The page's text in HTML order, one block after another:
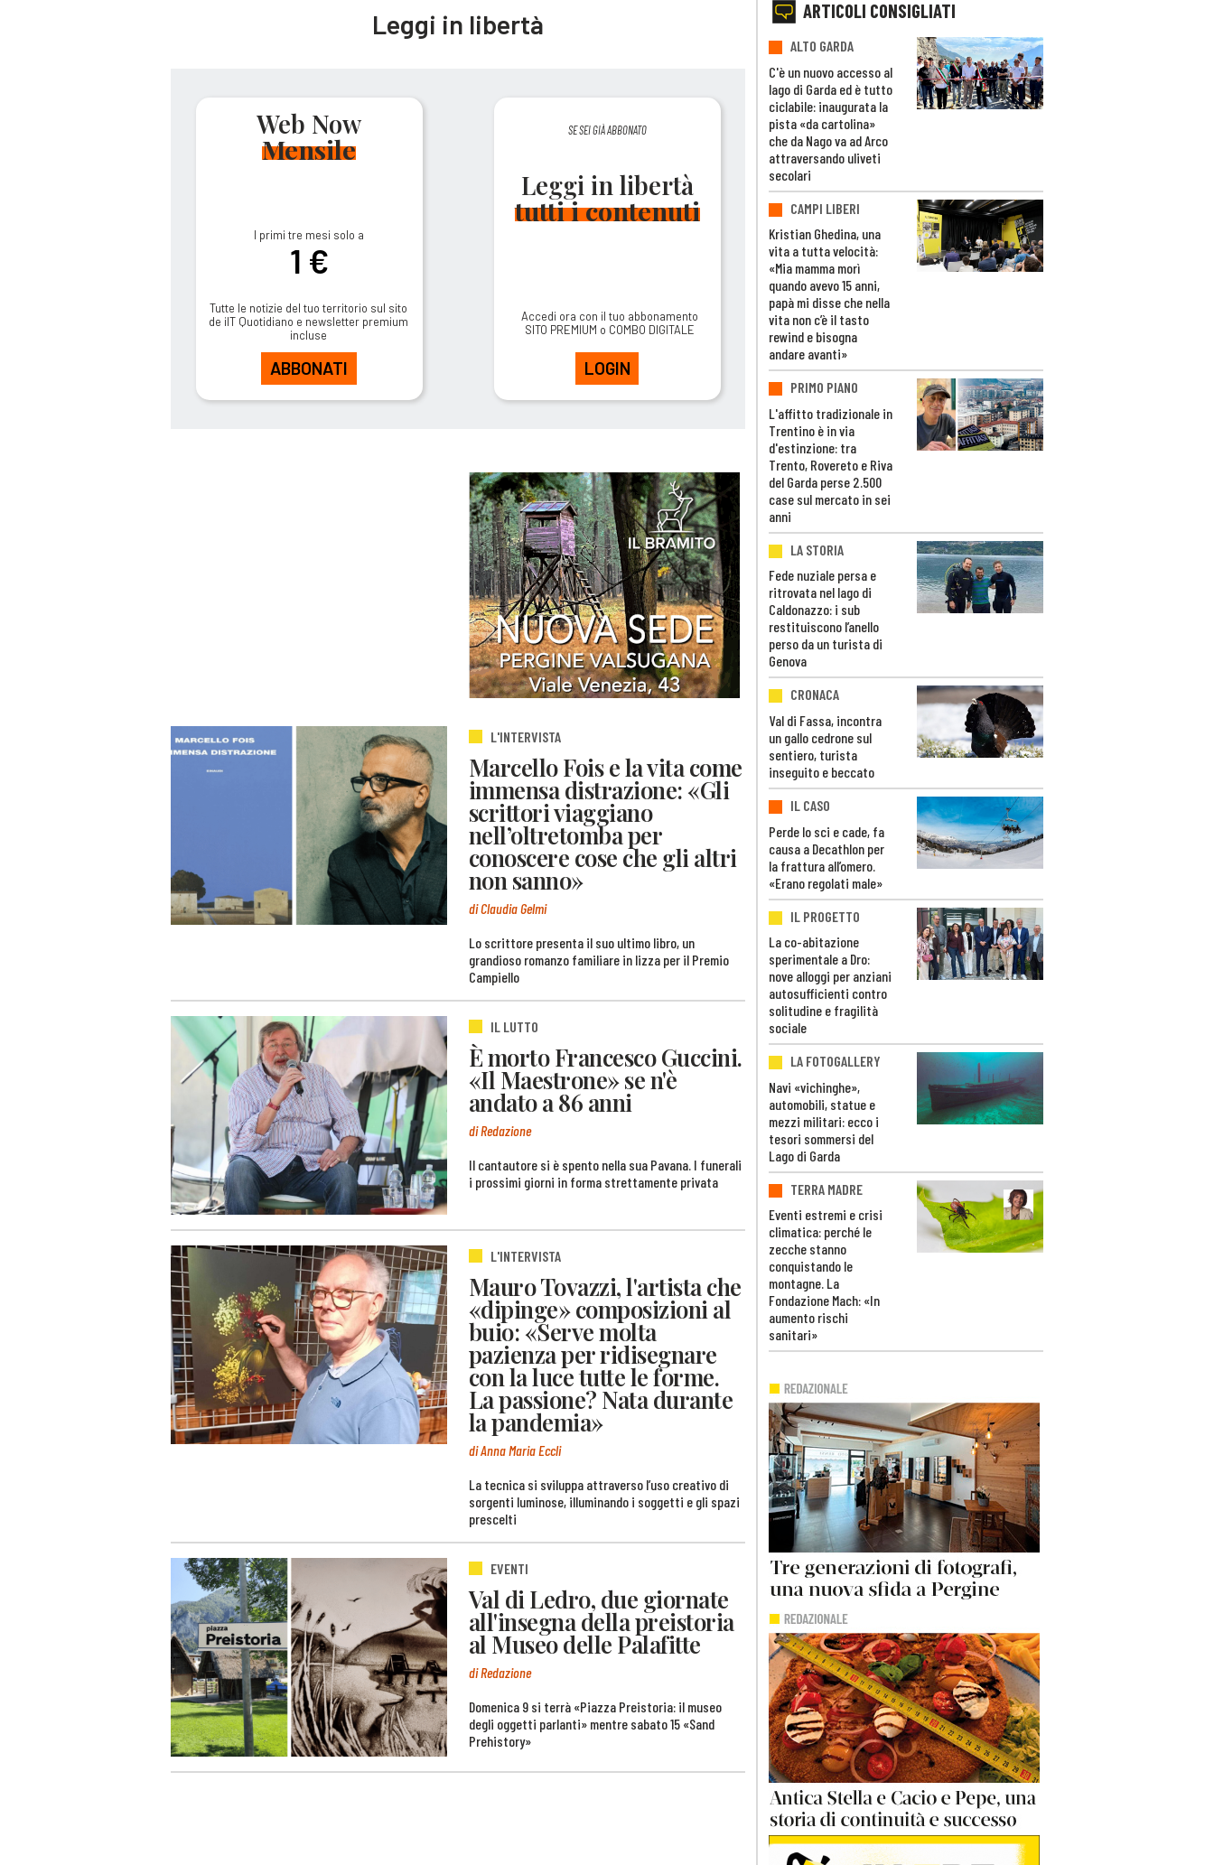
Leggi in libertà
Web Now
Mensile
I primi tre mesi solo a
1 €
Tutte le notizie del tuo territorio sul sito
de ilT Quotidiano e newsletter premium
incluse
ABBONATI
SE SEI GIÀ ABBONATO
Leggi in libertà
tutti i contenuti
Accedi ora con il tuo abbonamento
SITO PREMIUM o COMBO DIGITALE
LOGIN
L'INTERVISTA
Marcello Fois e la vita come
immensa distrazione: «Gli
scrittori viaggiano
nell’oltretomba per
conoscere cose che gli altri
non sanno»
di Claudia Gelmi
Lo scrittore presenta il suo ultimo libro, un
grandioso romanzo familiare in lizza per il Premio
Campiello
IL LUTTO
È morto Francesco Guccini.
«Il Maestrone» se n'è
andato a 86 anni
di Redazione
Il cantautore si è spento nella sua Pavana. I funerali
i prossimi giorni in forma strettamente privata
L'INTERVISTA
Mauro Tovazzi, l'artista che
«dipinge» composizioni al
buio: «Serve molta
pazienza per ridisegnare
con la luce tutte le forme.
La passione? Nata durante
la pandemia»
di Anna Maria Eccli
La tecnica si sviluppa attraverso l’uso creativo di
sorgenti luminose, illuminando i soggetti e gli spazi
prescelti
EVENTI
Val di Ledro, due giornate
all'insegna della preistoria
al Museo delle Palafitte
di Redazione
Domenica 9 si terrà «Piazza Preistoria: il museo
degli oggetti parlanti» mentre sabato 15 «Sand
Prehistory»
ARTICOLI CONSIGLIATI
ALTO GARDA
C'è un nuovo accesso al
lago di Garda ed è tutto
ciclabile: inaugurata la
pista «da cartolina»
che da Nago va ad Arco
attraversando uliveti
secolari
CAMPI LIBERI
Kristian Ghedina, una
vita a tutta velocità:
«Mia mamma morì
quando avevo 15 anni,
papà mi disse che nella
vita non c’è il tasto
rewind e bisogna
andare avanti»
PRIMO PIANO
L'affitto tradizionale in
Trentino è in via
d'estinzione: tra
Trento, Rovereto e Riva
del Garda perse 2.500
case sul mercato in sei
anni
LA STORIA
Fede nuziale persa e
ritrovata nel lago di
Caldonazzo: i sub
restituiscono l’anello
perso da un turista di
Genova
CRONACA
Val di Fassa, incontra
un gallo cedrone sul
sentiero, turista
inseguito e beccato
IL CASO
Perde lo sci e cade, fa
causa a Decathlon per
la frattura all’omero.
«Erano regolati male»
IL PROGETTO
La co-abitazione
sperimentale a Dro:
nove alloggi per anziani
autosufficienti contro
solitudine e fragilità
sociale
LA FOTOGALLERY
Navi «vichinghe»,
automobili, statue e
mezzi militari: ecco i
tesori sommersi del
Lago di Garda
TERRA MADRE
Eventi estremi e crisi
climatica: perché le
zecche stanno
conquistando le
montagne. La
Fondazione Mach: «In
aumento rischi
sanitari»